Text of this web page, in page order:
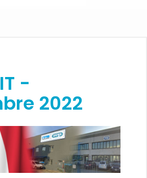
-
2022